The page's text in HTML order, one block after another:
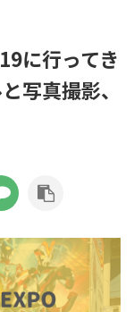
に行ってき
写真撮影、